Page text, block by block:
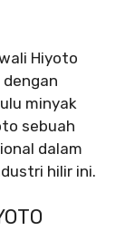
Hiyoto
minyak
sebuah
dalam
hilir ini.